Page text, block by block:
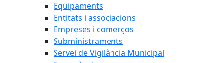
Equipaments
Entitats i associacions
Empreses i comerços
Subministraments
Servei de Vigilància Municipal